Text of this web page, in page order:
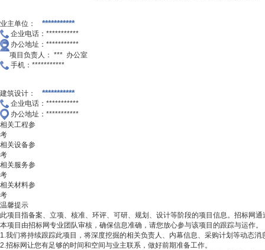
业主单位： ***********
企业电话： ***********
办公地址： ***********
项目负责人： *** 办公室
手机： ***********
建筑设计： ***********
企业电话： ***********
办公地址： ***********
相关工程参
考
相关设备参
考
相关服务参
考
相关材料参
考
温馨提示
此项目指备案、立项、核准、环评、可研、规划、设计等阶段的项目信息。招标网
本项目由招标网专业团队审核，确保信息准确，请您放心参与该项目的跟踪与运作。
1.我们将持续跟踪此项目，将深度挖掘的相关负责人、内幕信息、采购计划等动态
2.招标网让您有足够的时间和空间与业主联系，做好前期准备工作。